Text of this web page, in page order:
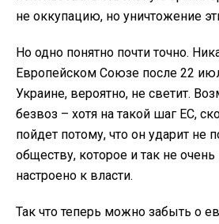
не оккупацию, но уничтожение
Но одно понятно почти точно.
Европейском Союзе после 22
Украине, вероятно, не светит.
безвоз – хотя на такой шаг ЕС,
пойдет потому, что он ударит не
обществу, которое и так не
настроено к власти.
Так что теперь можно забыть о